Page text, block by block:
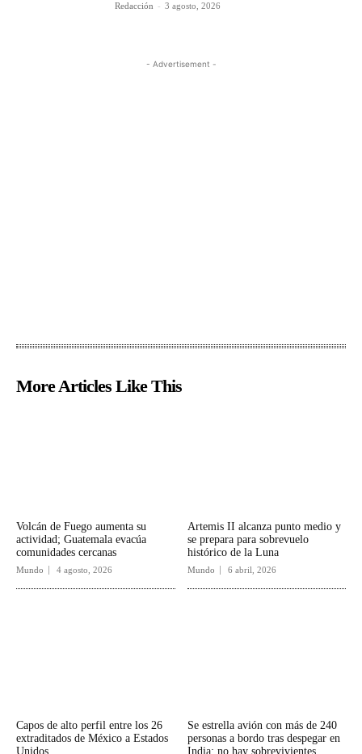
Redacción - 3 agosto, 2026
- Advertisement -
More Articles Like This
Volcán de Fuego aumenta su
actividad; Guatemala evacúa
comunidades cercanas
Mundo 4 agosto, 2026
Artemis II alcanza punto medio y
se prepara para sobrevuelo
histórico de la Luna
Mundo 6 abril, 2026
Capos de alto perfil entre los 26
extraditados de México a Estados
Unidos
Se estrella avión con más de 240
personas a bordo tras despegar en
India; no hay sobrevivientes